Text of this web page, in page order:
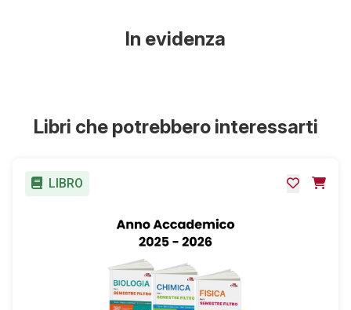
In evidenza
Libri che potrebbero interessarti
LIBRO